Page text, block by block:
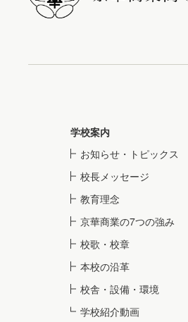
学校案内
お知らせ・トピックス
校長メッセージ
教育理念
京華商業の7つの強み
校歌・校章
本校の沿革
校舎・設備・環境
学校紹介動画